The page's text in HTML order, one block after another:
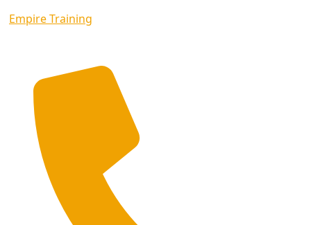
Empire Training